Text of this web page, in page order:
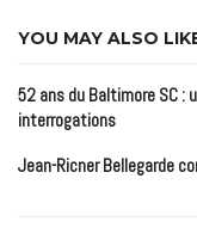
YOU MAY ALSO
52 ans du Baltimore SC :
interrogations
Jean-Ricner Bellegarde